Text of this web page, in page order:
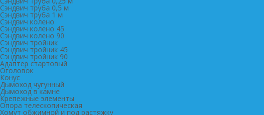
Сэндвич труба 0,5 м
Сэндвич труба 1 м
Сэндвич колено
Сэндвич колено 45
Сэндвич колено 90
Сэндвич тройник
Сэндвич тройник 45
Сэндвич тройник 90
Адаптер стартовый
Оголовок
Конус
Дымоход чугунный
Дымоход в камне
Крепежные элементы
Опора телескопическая
Хомут обжимной и под растяжку